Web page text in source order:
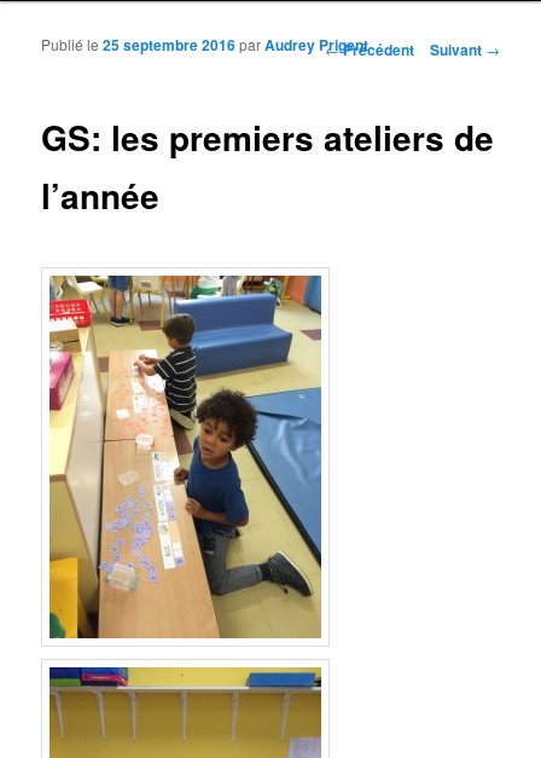
Navigation des articles
←Précédent Suivant →
GS: les premiers ateliers de
l’année
Publié le25 septembre 2016parAudrey Prigent